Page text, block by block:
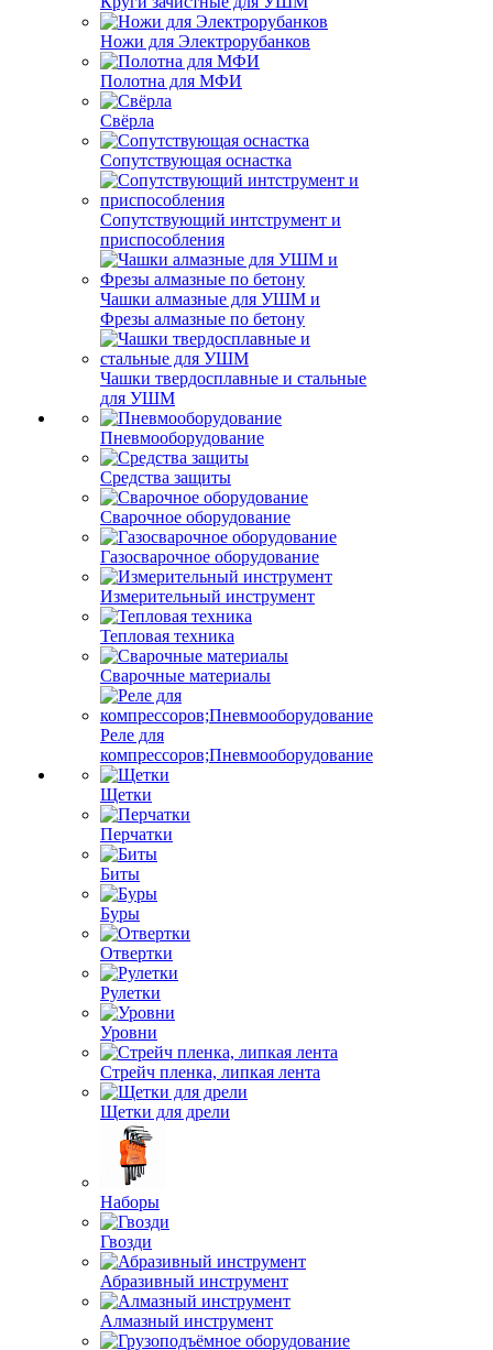
Ножи для Электрорубанков
Полотна для МФИ
Свёрла
Сопутствующая оснастка
Сопутствующий интструмент и
приспособления
Чашки алмазные для УШМ и
Фрезы алмазные по бетону
Чашки твердосплавные и стальные
для УШМ
Пневмооборудование
Средства защиты
Сварочное оборудование
Газосварочное оборудование
Измерительный инструмент
Тепловая техника
Сварочные материалы
Реле для
компрессоров;Пневмооборудование
Щетки
Перчатки
Биты
Буры
Отвертки
Рулетки
Уровни
Стрейч пленка, липкая лента
Щетки для дрели
Наборы
Гвозди
Абразивный инструмент
Алмазный инструмент